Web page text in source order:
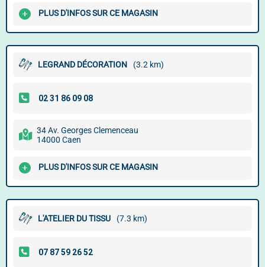
PLUS D'INFOS SUR CE MAGASIN
LEGRAND DÉCORATION (3.2 km)
34 Av. Georges Clemenceau
14000 Caen
PLUS D'INFOS SUR CE MAGASIN
L'ATELIER DU TISSU (7.3 km)